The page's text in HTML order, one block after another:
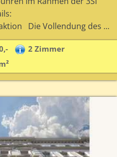
Die Vollendung des ...
2 Zimmer